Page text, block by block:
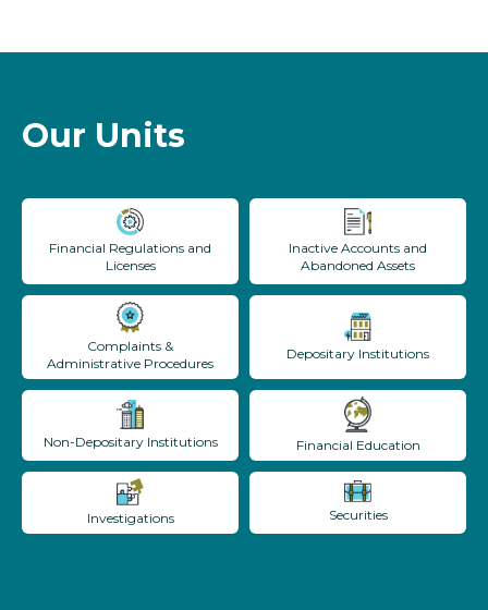
Our Units
Financial Regulations and
Licenses
Inactive Accounts and
Abandoned Assets
Complaints &
Administrative Procedures
Depositary Institutions
Non-Depositary Institutions Financial Education
Investigations Securities